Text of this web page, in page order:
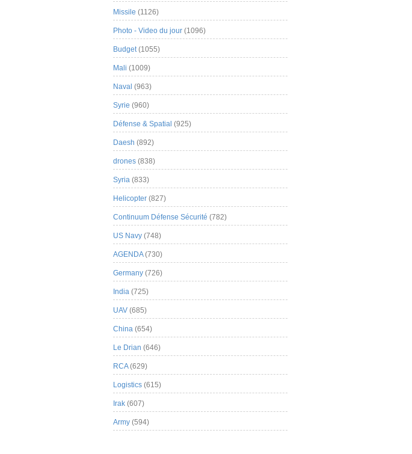
Missile (1126)
Photo - Video du jour (1096)
Budget(1055)
Mali (1009)
Naval (963)
Syrie (960)
Défense & Spatial (925)
Daesh (892)
drones (838)
Syria (833)
Helicopter (827)
Continuum Défense Sécurité (782)
US Navy (748)
AGENDA(730)
Germany (726)
India (725)
UAV (685)
China (654)
Le Drian (646)
RCA(629)
Logistics (615)
Irak (607)
Army (594)